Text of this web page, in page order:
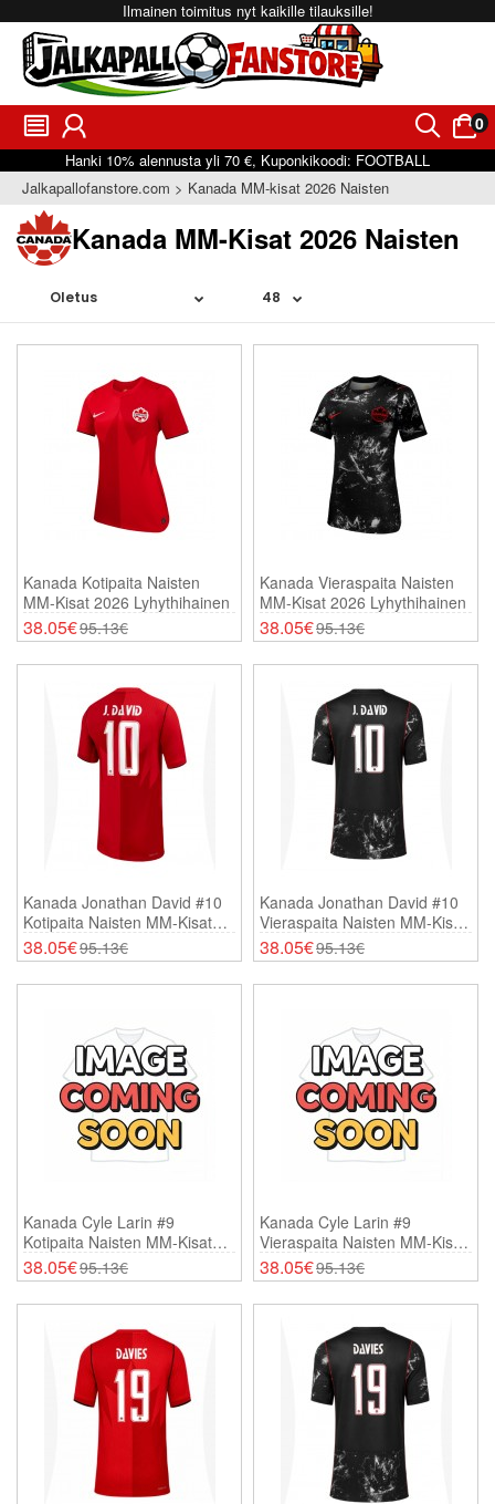
Ilmainen toimitus nyt kaikille tilauksille!
󰂩 󰃳 󰂨 0
󰃠
Hanki 10% alennusta yli 70 €, Kuponkikoodi: FOOTBALL
Jalkapallofanstore.com
Kanada MM-kisat 2026 Naisten
Kanada MM-Kisat 2026 Naisten
Kanada Kotipaita Naisten
MM-Kisat 2026 Lyhythihainen
38.05€95.13€
Kanada Vieraspaita Naisten
MM-Kisat 2026 Lyhythihainen
38.05€95.13€
Kanada Jonathan David #10
Kotipaita Naisten MM-Kisat
2026 Lyhythihainen
38.05€95.13€
Kanada Jonathan David #10
Vieraspaita Naisten MM-Kisat
2026 Lyhythihainen
38.05€95.13€
Kanada Cyle Larin #9
Kotipaita Naisten MM-Kisat
2026 Lyhythihainen
38.05€95.13€
Kanada Cyle Larin #9
Vieraspaita Naisten MM-Kisat
2026 Lyhythihainen
38.05€95.13€